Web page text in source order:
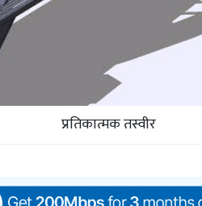
प्रतिकात्मक तस्वीर